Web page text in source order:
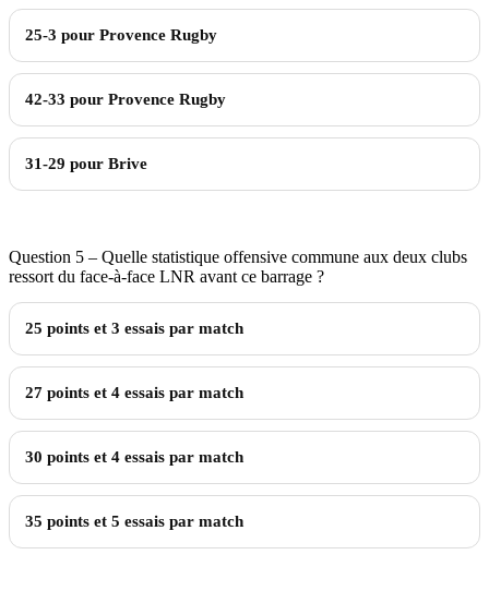
25-3 pour Provence Rugby
42-33 pour Provence Rugby
31-29 pour Brive
Question 5 – Quelle statistique offensive commune aux deux clubs
ressort du face-à-face LNR avant ce barrage ?
25 points et 3 essais par match
27 points et 4 essais par match
30 points et 4 essais par match
35 points et 5 essais par match